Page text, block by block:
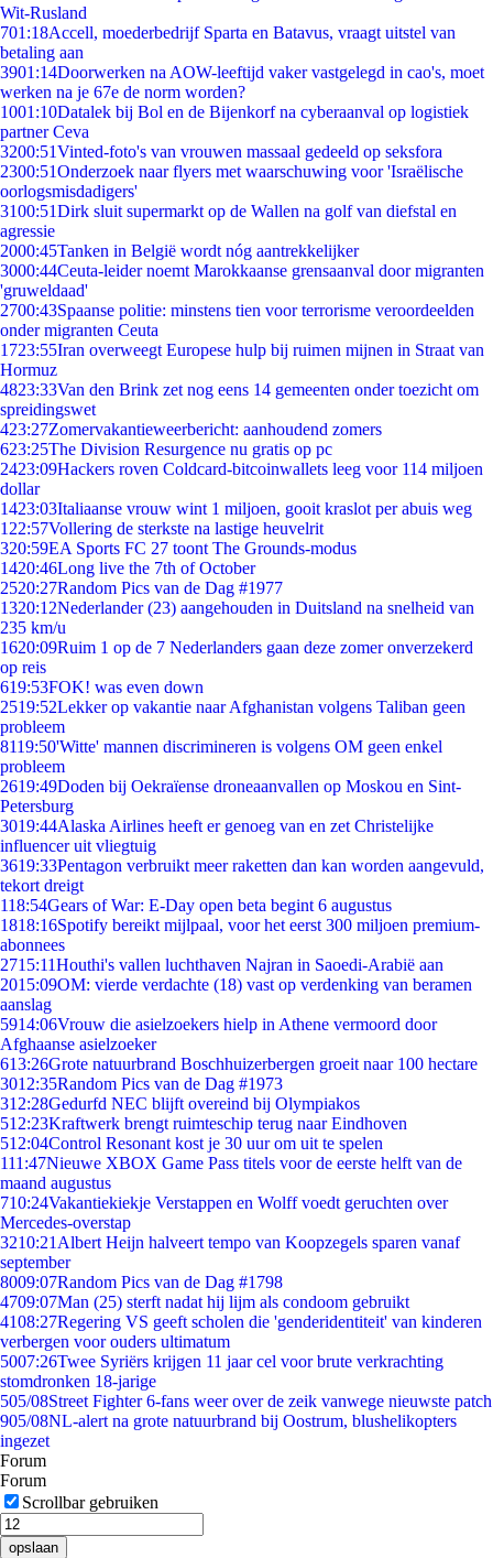
Wit-Rusland
701:18Accell, moederbedrijf Sparta en Batavus, vraagt uitstel van
betaling aan
3901:14Doorwerken na AOW-leeftijd vaker vastgelegd in cao's, moet
werken na je 67e de norm worden?
1001:10Datalek bij Bol en de Bijenkorf na cyberaanval op logistiek
partner Ceva
3200:51Vinted-foto's van vrouwen massaal gedeeld op seksfora
2300:51Onderzoek naar flyers met waarschuwing voor 'Israëlische
oorlogsmisdadigers'
3100:51Dirk sluit supermarkt op de Wallen na golf van diefstal en
agressie
2000:45Tanken in België wordt nóg aantrekkelijker
3000:44Ceuta-leider noemt Marokkaanse grensaanval door migranten
'gruweldaad'
2700:43Spaanse politie: minstens tien voor terrorisme veroordeelden
onder migranten Ceuta
1723:55Iran overweegt Europese hulp bij ruimen mijnen in Straat van
Hormuz
4823:33Van den Brink zet nog eens 14 gemeenten onder toezicht om
spreidingswet
423:27Zomervakantieweerbericht: aanhoudend zomers
623:25The Division Resurgence nu gratis op pc
2423:09Hackers roven Coldcard-bitcoinwallets leeg voor 114 miljoen
dollar
1423:03Italiaanse vrouw wint 1 miljoen, gooit kraslot per abuis weg
1 22:57Vollering de sterkste na lastige heuvelrit
320:59EA Sports FC 27 toont The Grounds-modus
1420:46Long live the 7th of October
2520:27Random Pics van de Dag #1977
1320:12Nederlander (23) aangehouden in Duitsland na snelheid van
235 km/u
1620:09Ruim 1 op de 7 Nederlanders gaan deze zomer onverzekerd
op reis
619:53FOK! was even down
2519:52Lekker op vakantie naar Afghanistan volgens Taliban geen
probleem
8119:50'Witte' mannen discrimineren is volgens OM geen enkel
probleem
2619:49Doden bij Oekraïense droneaanvallen op Moskou en Sint-
Petersburg
3019:44Alaska Airlines heeft er genoeg van en zet Christelijke
influencer uit vliegtuig
3619:33Pentagon verbruikt meer raketten dan kan worden aangevuld,
tekort dreigt
118:54Gears of War: E-Day open beta begint 6 augustus
1818:16Spotify bereikt mijlpaal, voor het eerst 300 miljoen premium-
abonnees
2715:11Houthi's vallen luchthaven Najran in Saoedi-Arabië aan
2015:09OM: vierde verdachte (18) vast op verdenking van beramen
aanslag
5914:06Vrouw die asielzoekers hielp in Athene vermoord door
Afghaanse asielzoeker
613:26Grote natuurbrand Boschhuizerbergen groeit naar 100 hectare
3012:35Random Pics van de Dag #1973
312:28Gedurfd NEC blijft overeind bij Olympiakos
512:23Kraftwerk brengt ruimteschip terug naar Eindhoven
512:04Control Resonant kost je 30 uur om uit te spelen
111:47Nieuwe XBOX Game Pass titels voor de eerste helft van de
maand augustus
710:24Vakantiekiekje Verstappen en Wolff voedt geruchten over
Mercedes-overstap
3210:21 Albert Heijn halveert tempo van Koopzegels sparen vanaf
september
8009:07Random Pics van de Dag #1798
4709:07Man (25) sterft nadat hij lijm als condoom gebruikt
4108:27Regering VS geeft scholen die 'genderidentiteit' van kinderen
verbergen voor ouders ultimatum
5007:26Twee Syriërs krijgen 11 jaar cel voor brute verkrachting
stomdronken 18-jarige
505/08Street Fighter 6-fans weer over de zeik vanwege nieuwste patch
905/08NL-alert na grote natuurbrand bij Oostrum, blushelikopters
ingezet
Forum
Forum
Scrollbar gebruiken
opslaan